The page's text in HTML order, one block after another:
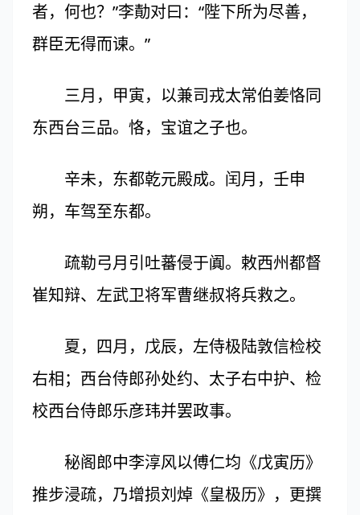
者，何也？”李勣对曰：“陛下所为尽善，
群臣无得而谏。”
三月，甲寅，以兼司戎太常伯姜恪同
东西台三品。恪，宝谊之子也。
辛未，东都乾元殿成。闰月，壬申
朔，车驾至东都。
疏勒弓月引吐蕃侵于阗。敕西州都督
崔知辩、左武卫将军曹继叔将兵救之。
夏，四月，戊辰，左侍极陆敦信检校
右相；西台侍郎孙处约、太子右中护、检
校西台侍郎乐彦玮并罢政事。
秘阁郎中李淳风以傅仁均《戊寅历》
推步浸疏，乃增损刘焯《皇极历》，更撰